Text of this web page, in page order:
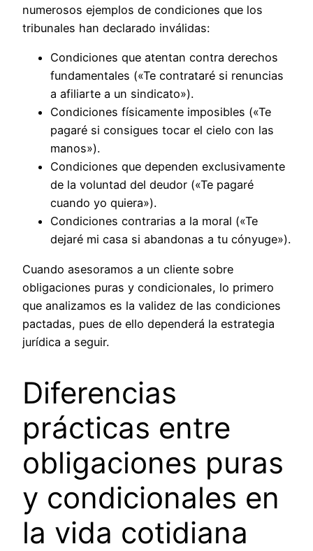
numerosos ejemplos de condiciones que los
tribunales han declarado inválidas:
Condiciones que atentan contra derechos
fundamentales («Te contrataré si renuncias
a afiliarte a un sindicato»).
Condiciones físicamente imposibles («Te
pagaré si consigues tocar el cielo con las
manos»).
Condiciones que dependen exclusivamente
de la voluntad del deudor («Te pagaré
cuando yo quiera»).
Condiciones contrarias a la moral («Te
dejaré mi casa si abandonas a tu cónyuge»).
Cuando asesoramos a un cliente sobre
obligaciones puras y condicionales, lo primero
que analizamos es la validez de las condiciones
pactadas, pues de ello dependerá la estrategia
jurídica a seguir.
Diferencias
prácticas entre
obligaciones puras
y condicionales en
la vida cotidiana